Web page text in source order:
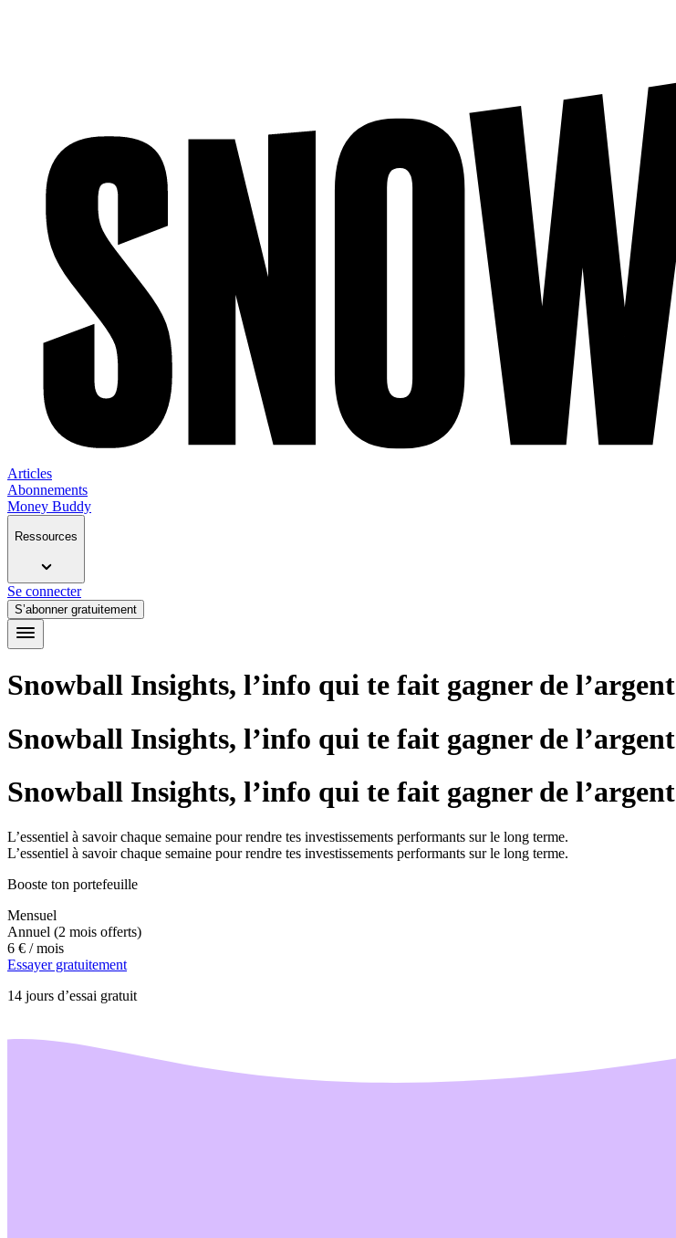
Articles
Abonnements
Money Buddy
Ressources
Se connecter
S’abonner gratuitement
Snowball Insights, l’info qui te fait gagner de l’argent
Snowball Insights, l’info qui te fait gagner de l’argent
Snowball Insights, l’info qui te fait gagner de l’argent
L’essentiel à savoir chaque semaine pour rendre tes investissements performants sur le long terme.
L’essentiel à savoir chaque semaine pour rendre tes investissements performants sur le long terme.
Booste ton portefeuille
Mensuel
Annuel (2 mois offerts)
6 € / mois
Essayer gratuitement
14 jours d’essai gratuit